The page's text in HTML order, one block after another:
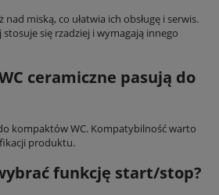
miską, co ułatwia ich obsługę i serwis.
się rzadziej i wymagają innego
ceramiczne pasują do
kompaktów WC. Kompatybilność warto
produktu.
funkcję start/stop?